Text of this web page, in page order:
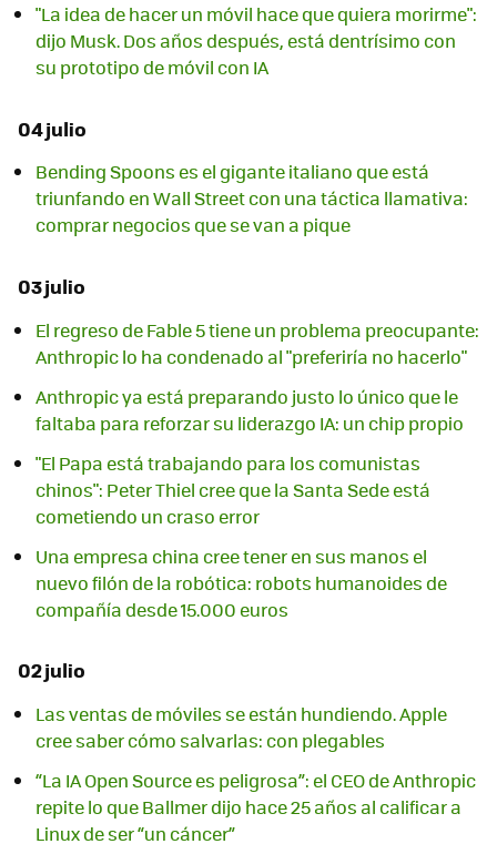
"La idea de hacer un móvil hace que quiera morirme":
dijo Musk. Dos años después, está dentrísimo con
su prototipo de móvil con IA
04 julio
Bending Spoons es el gigante italiano que está
triunfando en Wall Street con una táctica llamativa:
comprar negocios que se van a pique
03 julio
El regreso de Fable 5 tiene un problema preocupante:
Anthropic lo ha condenado al "preferiría no hacerlo"
Anthropic ya está preparando justo lo único que le
faltaba para reforzar su liderazgo IA: un chip propio
"El Papa está trabajando para los comunistas
chinos": Peter Thiel cree que la Santa Sede está
cometiendo un craso error
Una empresa china cree tener en sus manos el
nuevo filón de la robótica: robots humanoides de
compañía desde 15.000 euros
02 julio
Las ventas de móviles se están hundiendo. Apple
cree saber cómo salvarlas: con plegables
“La IA Open Source es peligrosa”: el CEO de Anthropic
repite lo que Ballmer dijo hace 25 años al calificar a
Linux de ser “un cáncer”